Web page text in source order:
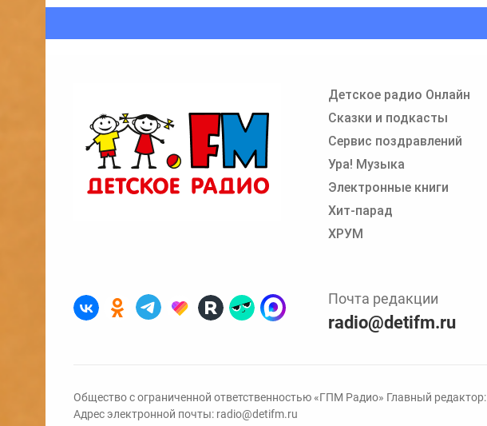
Очередь прослушивания
Добавьте в очередь прослушивания другие записи программ
Детское радио Онлайн
Сказки и подкасты
Сервис поздравлений
Ура! Музыка
Электронные книги
Хит-парад
ХРУМ
Почта редакции
radio@detifm.ru
Общество с ограниченной ответственностью «ГПМ Радио» Главный
Адрес электронной почты: radio@detifm.ru